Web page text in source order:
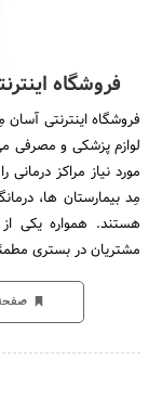
فروشگاه
فروشگاه اینترنتی
لوازم پزشکی و
مورد نیاز مراکز
مِد بیمارستان ها،
هستند. همواره یکی
مشتریان در بستری